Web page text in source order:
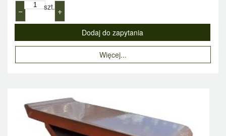
− szt. +
Więcej...